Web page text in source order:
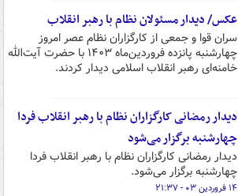
عکس/ دیدار مسئولان نظام با رهبر انقلاب
سران قوا و جمعی از کارگزاران نظام عصر امروز
چهارشنبه پانزده فروردین‌ماه ۱۴۰۳ با حضرت آیت‌الله
خامنه‌ای رهبر انقلاب اسلامی دیدار کردند.
دیدار رمضانی کارگزاران نظام با رهبر انقلاب فردا
چهارشنبه برگزار می‌شود
دیدار رمضانی کارگزاران نظام با رهبر انقلاب فردا
چهارشنبه برگزار می‌شود.
۱۴ فروردین ۰۳ - ۲۱:۳۷